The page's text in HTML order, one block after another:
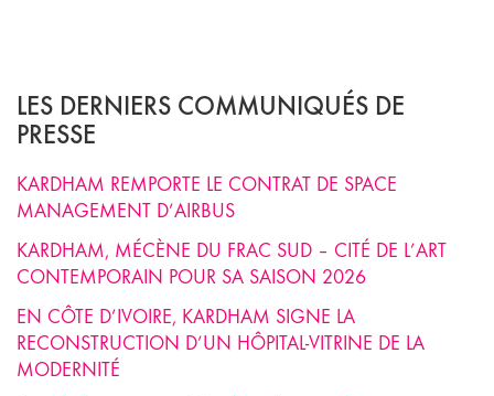
LES DERNIERS COMMUNIQUÉS DE
PRESSE
KARDHAM REMPORTE LE CONTRAT DE SPACE
MANAGEMENT D’AIRBUS
KARDHAM, MÉCÈNE DU FRAC SUD – CITÉ DE L’ART
CONTEMPORAIN POUR SA SAISON 2026
EN CÔTE D’IVOIRE, KARDHAM SIGNE LA
RECONSTRUCTION D’UN HÔPITAL-VITRINE DE LA
MODERNITÉ